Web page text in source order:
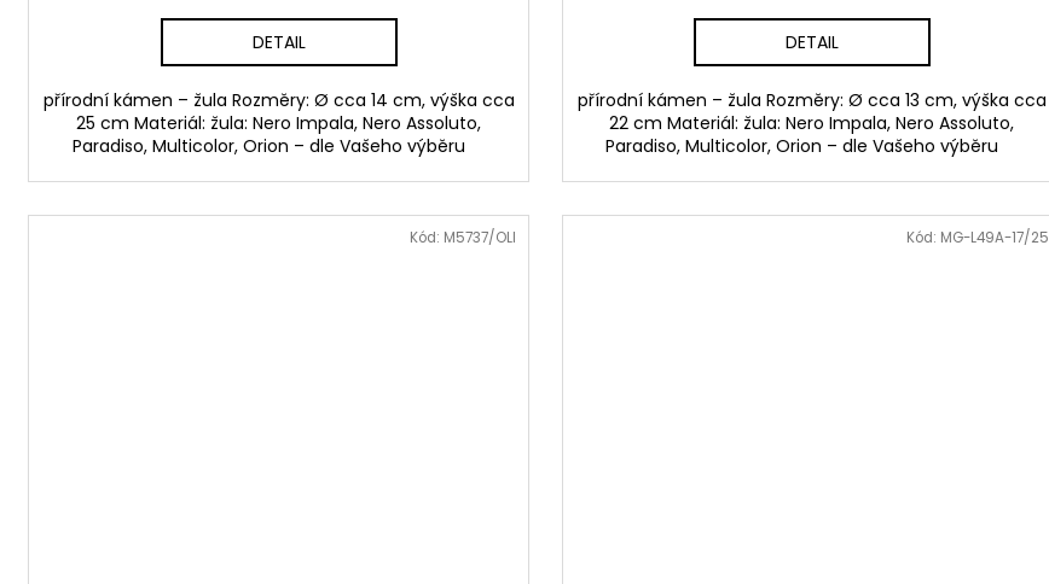
DETAIL
přírodní kámen – žula Rozměry: Ø cca 14 cm, výška cca
25 cm Materiál: žula: Nero Impala, Nero Assoluto,
Paradiso, Multicolor, Orion – dle Vašeho výběru
DETAIL
přírodní kámen – žula Rozměry: Ø cca 13 cm, výška cca
22 cm Materiál: žula: Nero Impala, Nero Assoluto,
Paradiso, Multicolor, Orion – dle Vašeho výběru
Kód: M5737/OLI Kód: MG-L49A-17/25